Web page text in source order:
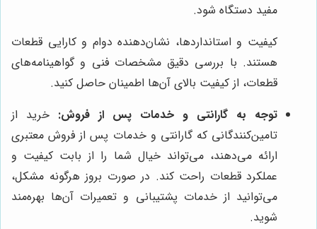
مفید دستگاه شود.
کیفیت و استانداردها، نشان‌دهنده دوام و کارایی قطعات
هستند. با بررسی دقیق مشخصات فنی و گواهینامه‌های
قطعات، از کیفیت بالای آن‌ها اطمینان حاصل کنید.
توجه به گارانتی و خدمات پس از فروش: خرید از
تامین‌کنندگانی که گارانتی و خدمات پس از فروش معتبری
ارائه می‌دهند، می‌تواند خیال شما را از بابت کیفیت و
عملکرد قطعات راحت کند. در صورت بروز هرگونه مشکل،
می‌توانید از خدمات پشتیبانی و تعمیرات آن‌ها بهره‌مند
شوید.